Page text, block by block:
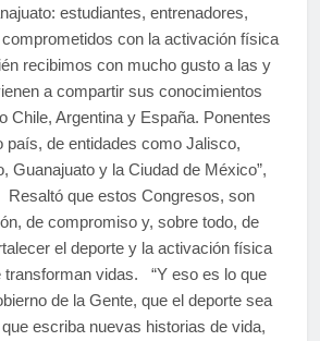
estudiantes, entrenadores,
con la activación física
recibimos con mucho gusto a las y
a compartir sus conocimientos
Chile, Argentina y España. Ponentes
país, de entidades como Jalisco,
Guanajuato y la Ciudad de México”,
que estos Congresos, son
de compromiso y, sobre todo, de
el deporte y la activación física
transforman vidas. “Y eso es lo que
de la Gente, que el deporte sea
escriba nuevas historias de vida,